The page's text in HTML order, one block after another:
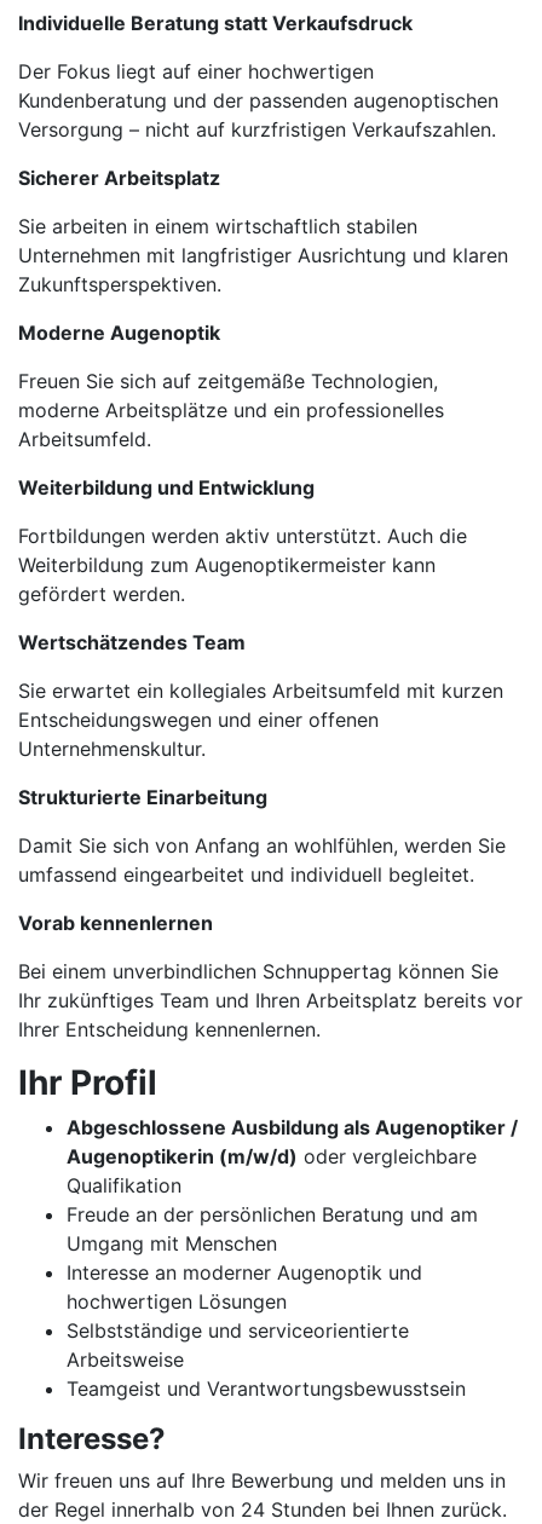
Individuelle Beratung statt Verkaufsdruck
Der Fokus liegt auf einer hochwertigen
Kundenberatung und der passenden augenoptischen
Versorgung – nicht auf kurzfristigen Verkaufszahlen.
Sicherer Arbeitsplatz
Sie arbeiten in einem wirtschaftlich stabilen
Unternehmen mit langfristiger Ausrichtung und klaren
Zukunftsperspektiven.
Moderne Augenoptik
Freuen Sie sich auf zeitgemäße Technologien,
moderne Arbeitsplätze und ein professionelles
Arbeitsumfeld.
Weiterbildung und Entwicklung
Fortbildungen werden aktiv unterstützt. Auch die
Weiterbildung zum Augenoptikermeister kann
gefördert werden.
Wertschätzendes Team
Sie erwartet ein kollegiales Arbeitsumfeld mit kurzen
Entscheidungswegen und einer offenen
Unternehmenskultur.
Strukturierte Einarbeitung
Damit Sie sich von Anfang an wohlfühlen, werden Sie
umfassend eingearbeitet und individuell begleitet.
Vorab kennenlernen
Bei einem unverbindlichen Schnuppertag können Sie
Ihr zukünftiges Team und Ihren Arbeitsplatz bereits vor
Ihrer Entscheidung kennenlernen.
Ihr Profil
Abgeschlossene Ausbildung als Augenoptiker /
Augenoptikerin (m/w/d) oder vergleichbare
Qualifikation
Freude an der persönlichen Beratung und am
Umgang mit Menschen
Interesse an moderner Augenoptik und
hochwertigen Lösungen
Selbstständige und serviceorientierte
Arbeitsweise
Teamgeist und Verantwortungsbewusstsein
Interesse?
Wir freuen uns auf Ihre Bewerbung und melden uns in
der Regel innerhalb von 24 Stunden bei Ihnen zurück.